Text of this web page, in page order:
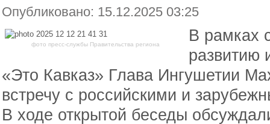
Опубликовано: 15.12.2025 03:25
фото пресс-службы Правительства региона
В рамках
развитию
«Это Кавказ» Глава Ингушетии
встречу с российскими и
В ходе открытой беседы